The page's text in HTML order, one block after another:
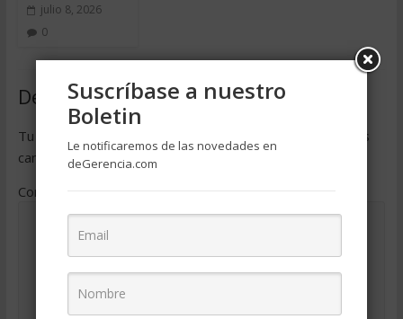
julio 8, 2026
0
Deja una respuesta
Tu dirección de correo electrónico no será publicada.
Los
campos obligatorios están marcados con
Comentario
Suscríbase a nuestro
Boletin
Le notificaremos de las novedades en
deGerencia.com